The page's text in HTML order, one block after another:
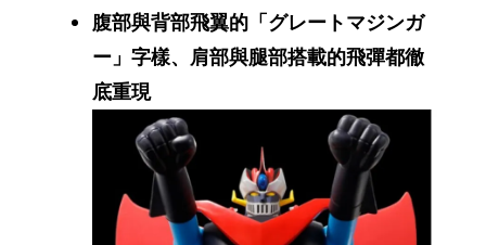
腹部與背部飛翼的「グレートマジンガ
ー」字樣、肩部與腿部搭載的飛彈都徹
底重現